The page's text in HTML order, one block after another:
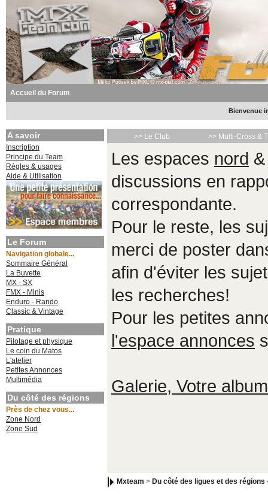
Accueil du Forum
Bienvenue
A savoir
Inscription
Principe du Team
Règles & usages
Aide & Utilisation
Le Forum
Navigation globale...
Sommaire Général
La Buvette
MX - SX
FMX - Minis
Enduro - Rando
Classic & Vintage
Pratique
Pilotage et physique
Le coin du Matos
L'atelier
Petites Annonces
Multimédia
Du côté des régions
Près de chez vous...
Zone Nord
Zone Sud
>> Le Club >> Multi-Cross &
Les espaces nord
discussions en
correspondante.
Pour le reste, les
merci de poster
afin d'éviter les
les recherches!
Pour les petites
l'espace annonces
Galerie, Votre
Mxteam > Du côté des ligues et des régions